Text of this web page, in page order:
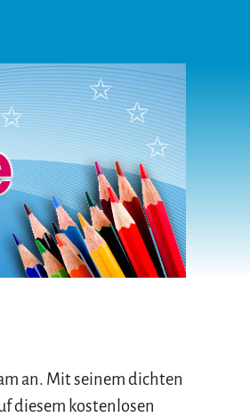
an. Mit seinem dichten
diesem kostenlosen